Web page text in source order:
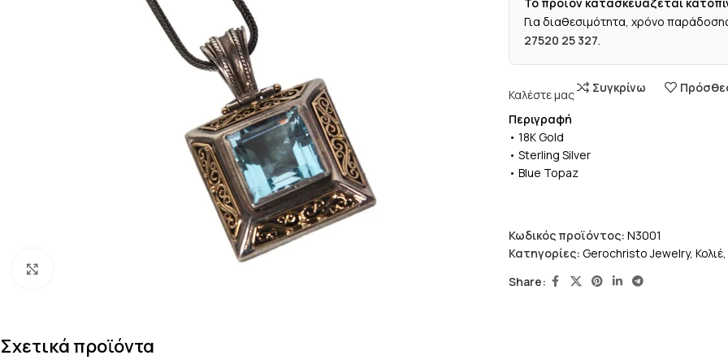
Για διαθεσιμότητα, χρόνο
27520 25 327.
Καλέστε μας Συγκρίνω
Περιγραφή
• 18K Gold
• Sterling Silver
• Blue Topaz
Κωδικός προϊόντος: N3001
Κατηγορίες: Gerochristo Jewelry, Κολιέ,
Share:
Σχετικά προϊόντα